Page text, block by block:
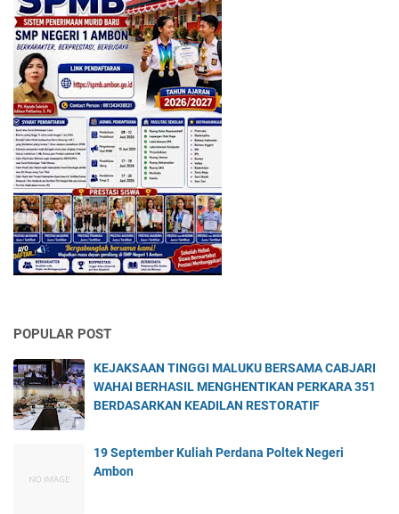
POPULAR POST
KEJAKSAAN TINGGI MALUKU BERSAMA CABJARI
WAHAI BERHASIL MENGHENTIKAN PERKARA 351
BERDASARKAN KEADILAN RESTORATIF
19 September Kuliah Perdana Poltek Negeri
Ambon